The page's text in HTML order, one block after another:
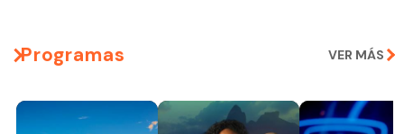
Programas VER MÁS